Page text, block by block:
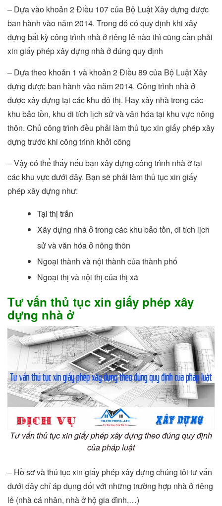
– Dựa vào khoản 2 Điều 107 của Bộ Luật Xây dựng được
ban hành vào năm 2014. Trong đó có quy định khi xây
dựng bất kỳ công trình nhà ở riêng lẻ nào thì cũng cần phải
xin giấy phép xây dựng nhà ở đúng quy định
– Dựa theo khoản 1 và khoản 2 Điều 89 của Bộ Luật Xây
dựng được ban hành vào năm 2014. Công trình nhà ở
được xây dựng tại các khu đô thị. Hay xây nhà trong các
khu bảo tồn, khu di tích lịch sử và văn hóa tại khu vực nông
thôn. Chủ công trình đều phải làm thủ tục xin giấy phép xây
dựng trước khi công trình khởi công
– Vậy có thể thấy nếu bạn xây dựng công trình nhà ở tại
các khu vực dưới đây. Bạn sẽ phải làm thủ tục xin giấy
phép xây dựng như:
Tại thị trấn
Xây dựng nhà ở trong các khu bảo tồn, di tích lịch
sử và văn hóa ở nông thôn
Ngoại thành và nội thành của thành phố
Ngoại thị và nội thị của thị xã
Tư vấn thủ tục xin giấy phép xây
dựng nhà ở
Tư vấn thủ tục xin giấy phép xây dựng theo đúng quy định
của pháp luật
– Hồ sơ và thủ tục xin giấy phép xây dựng chúng tôi tư vấn
dưới đây chỉ áp dụng đối với những trường hợp nhà ở riêng
lẻ (nhà cá nhân, nhà ở hộ gia đình,…)